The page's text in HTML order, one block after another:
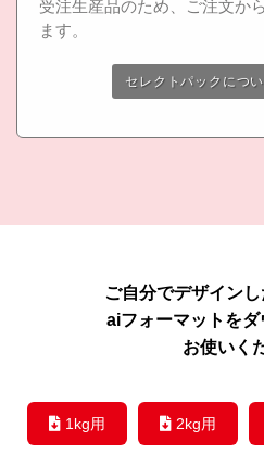
受注生産品のため、ご注文か
ます。
セレクトパックにつ
ご自分でデザイン
aiフォーマットを
お使いく
1kg用 2kg用